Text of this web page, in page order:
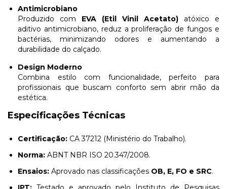
Antimicrobiano
Produzido com EVA (Etil Vinil Acetato) atóxico e
aditivo antimicrobiano, reduz a proliferação de fungos e
bactérias, minimizando odores e aumentando a
durabilidade do calçado.
Design Moderno
Combina estilo com funcionalidade, perfeito para
profissionais que buscam conforto sem abrir mão da
estética.
Especificações Técnicas
Certificação: CA 37212 (Ministério do Trabalho).
Norma: ABNT NBR ISO 20.347/2008.
Ensaios: Aprovado nas classificações OB, E, FO e SRC.